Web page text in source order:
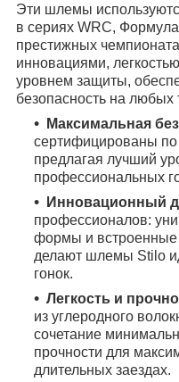
Эти шлемы
в сериях WRC,
престижных
инновациями,
уровнем защиты,
безопасность на любых
Максимальная
сертифицированы по
предлагая лучший
профессиональных
Инновационный
профессионалов:
формы и встроенные
делают шлемы Stilo
гонок.
Легкость и
из углеродного
сочетание
прочности для
длительных заездах.